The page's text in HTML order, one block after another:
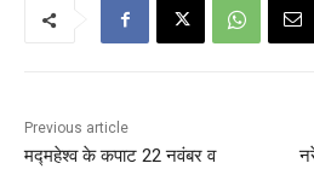
Previous article
मद्महेश्व के कपाट 22 नवंबर व